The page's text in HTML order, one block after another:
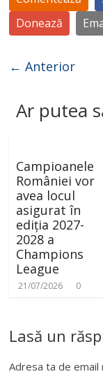
Donează
← Anterior
Ar putea
Campioanele
României vor
avea locul
asigurat în
ediția 2027-
2028 a
Champions
League
21/07/2026 0
Lasă un
Adresa ta de email